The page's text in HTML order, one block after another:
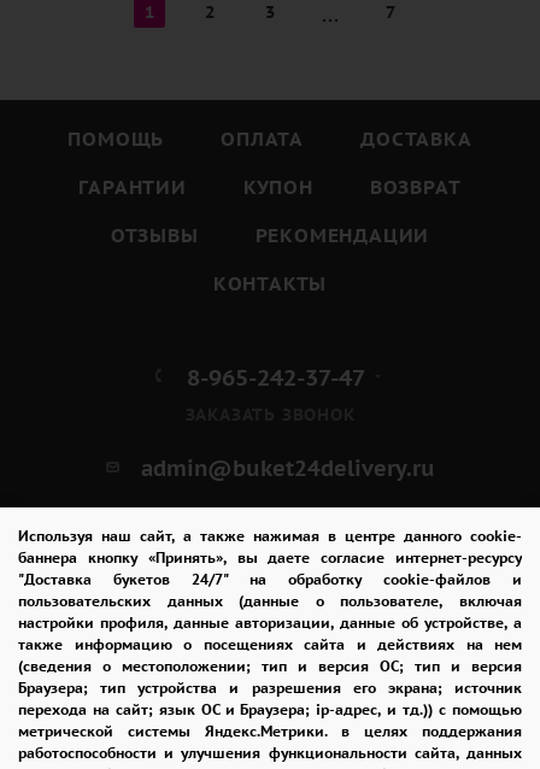
Используя наш сайт, а также нажимая в центре данного cookie-
баннера кнопку «Принять», вы даете согласие интернет-ресурсу
"Доставка букетов 24/7" на обработку cookie-файлов и
пользовательских данных (данные о пользователе, включая
настройки профиля, данные авторизации, данные об устройстве, а
также информацию о посещениях сайта и действиях на нем
(сведения о местоположении; тип и версия ОС; тип и версия
Браузера; тип устройства и разрешения его экрана; источник
перехода на сайт; язык ОС и Браузера; ip-адрес, и тд.)) с помощью
метрической системы Яндекс.Метрики. в целях поддержания
работоспособности и улучшения функциональности сайта, данных
1 2 3 7
ПОМОЩЬ ОПЛАТА
ДОСТАВКА
ГАРАНТИИ
КУПОН
ВОЗВРАТ
ОТЗЫВЫ
РЕКОМЕНДАЦИИ
КОНТАКТЫ
8-965-242-37-47
admin@buket24delivery.ru
ПОЛИТИКА КОНФИДЕНЦИАЛЬНОСТИ